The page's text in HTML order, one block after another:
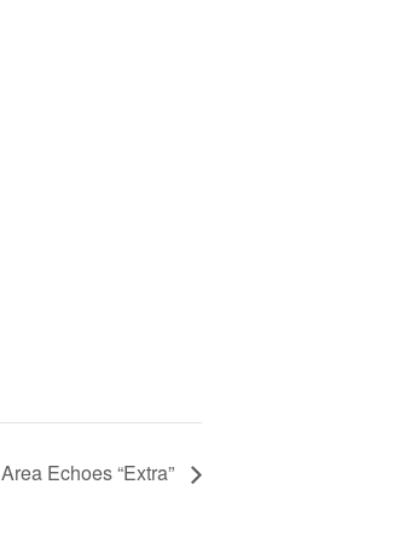
Area Echoes “Extra”